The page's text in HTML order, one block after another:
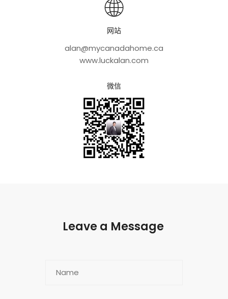
网站
alan@mycanadahome.ca
www.luckalan.com
微信
Leave a Message